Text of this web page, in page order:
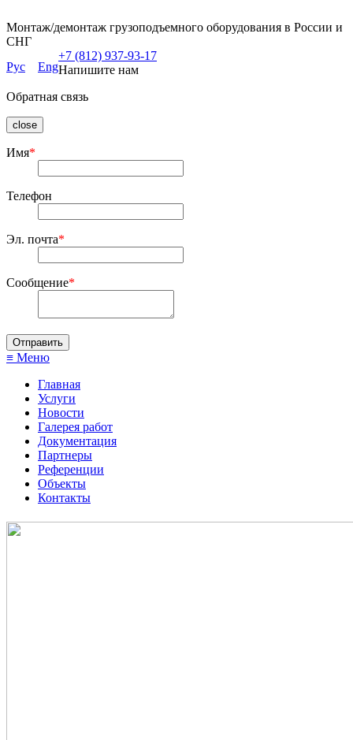
Монтаж/демонтаж грузоподъемного оборудования в России и
СНГ
Рус
Eng
+7 (812) 937-93-17
Напишите нам
Обратная связь
close
Имя*
Телефон
Эл. почта*
Сообщение*
≡ Меню
Главная
Услуги
Новости
Галерея работ
Документация
Партнеры
Референции
Объекты
Контакты